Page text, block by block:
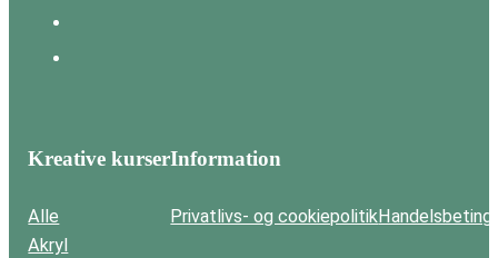
Kreative kurser
Alle
Akryl
Information
Privatlivs- og cookiepolitik